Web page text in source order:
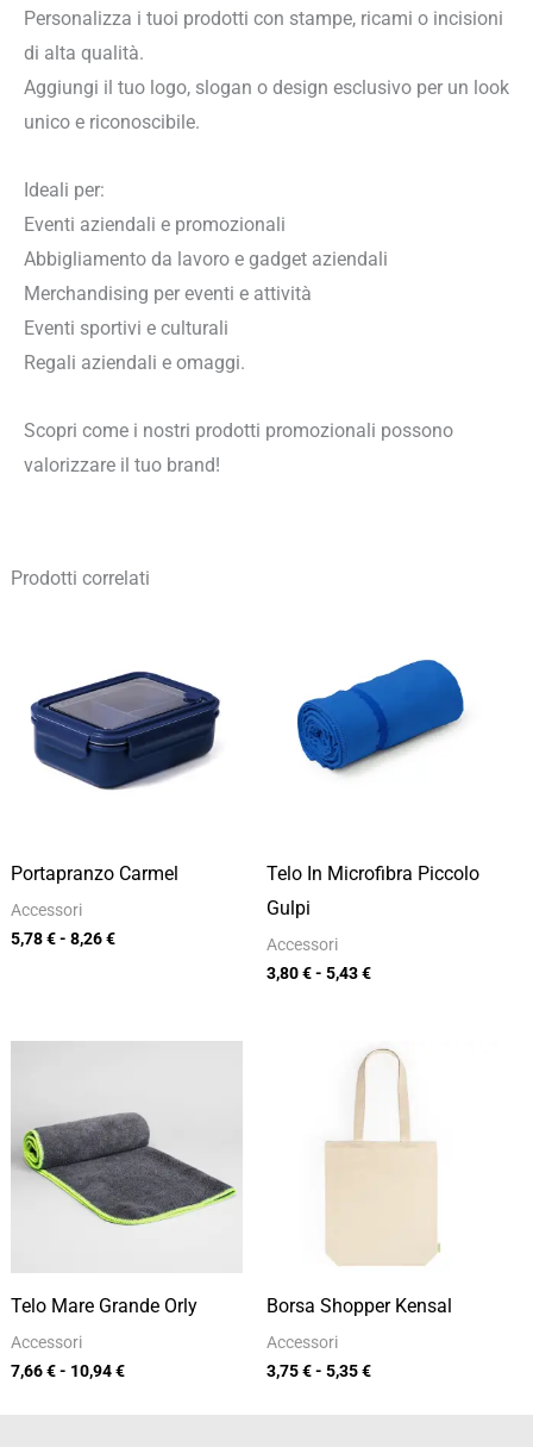
Personalizza i tuoi prodotti con stampe, ricami o incisioni
di alta qualità.
Aggiungi il tuo logo, slogan o design esclusivo per un look
unico e riconoscibile.
Ideali per:
Eventi aziendali e promozionali
Abbigliamento da lavoro e gadget aziendali
Merchandising per eventi e attività
Eventi sportivi e culturali
Regali aziendali e omaggi.
Scopri come i nostri prodotti promozionali possono
valorizzare il tuo brand!
Prodotti correlati
Portapranzo Carmel
Accessori
5,78€- 8,26€
da
5,78 €
a
8,26 €
Telo In Microfibra Piccolo
Gulpi
Accessori
3,80€- 5,43€
prezzo:
da
3,80 €
a
5,43 €
Telo Mare Grande Orly
Accessori
7,66€- 10,94€
da
7,66 €
a
10,94 €
Borsa Shopper Kensal
Accessori
3,75€- 5,35€
Fascia
prezzo:
3,75 €